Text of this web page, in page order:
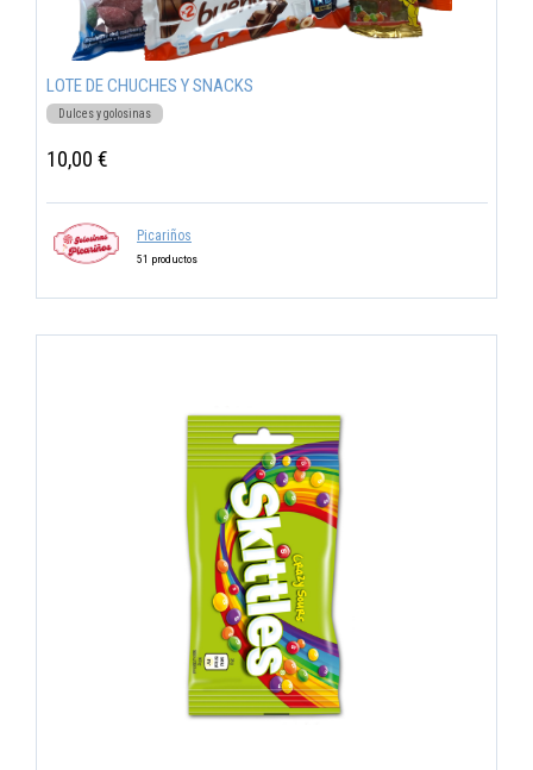
LOTE DE CHUCHES Y SNACKS
Dulces y golosinas
10,00 €
Picariños
51 productos